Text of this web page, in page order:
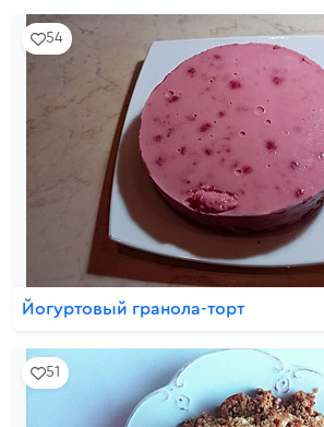
54
Йогуртовый гранола-торт
51